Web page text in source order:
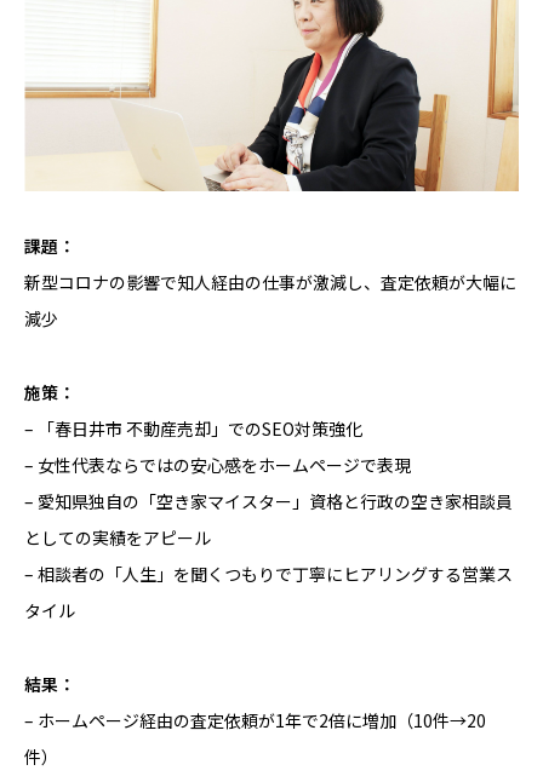
課題：
新型コロナの影響で知人経由の仕事が激減し、査定依頼が大幅に
減少
施策：
– 「春日井市 不動産売却」でのSEO対策強化
– 女性代表ならではの安心感をホームページで表現
– 愛知県独自の「空き家マイスター」資格と行政の空き家相談員
としての実績をアピール
– 相談者の「人生」を聞くつもりで丁寧にヒアリングする営業ス
タイル
結果：
– ホームページ経由の査定依頼が1年で2倍に増加（10件→20
件）